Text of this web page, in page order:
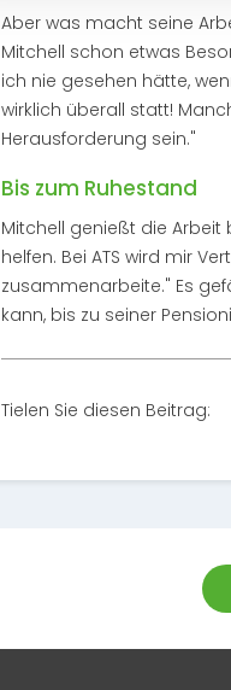
Aber was macht seine
Mitchell schon etwas
ich nie gesehen hätte,
wirklich überall statt!
Herausforderung sein."
Bis zum Ruhestand
Mitchell genießt die Arbeit
helfen. Bei ATS wird mir
zusammenarbeite." Es
kann, bis zu seiner
Tielen Sie diesen Beitrag: